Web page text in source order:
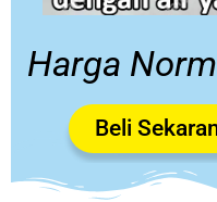
Harga
Beli